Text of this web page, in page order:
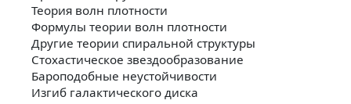
Теория волн плотности
Формулы теории волн плотности
Другие теории спиральной структуры
Стохастическое звездообразование
Бароподобные неустойчивости
Изгиб галактического диска